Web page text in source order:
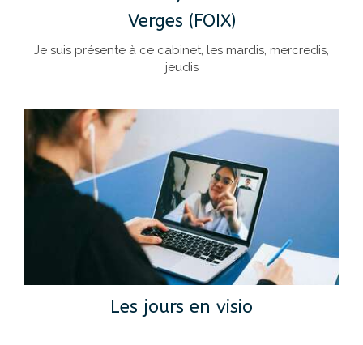
Verges (FOIX)
Je suis présente à ce cabinet, les mardis, mercredis,
jeudis
Les jours en visio